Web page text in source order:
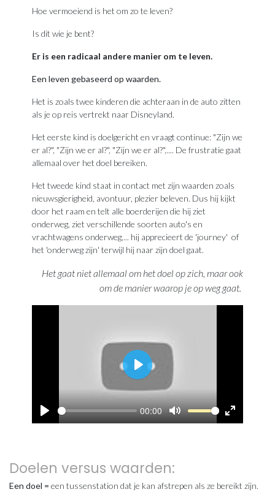
Hoe vermoeiend is het om zo te leven?
Is dit wie je bent?
Er is een radicaal andere manier om te leven.
Een leven gebaseerd op waarden.
Het is zoals twee kinderen die achteraan in de auto zitten
als je op reis vertrekt naar Disneyland.
Het eerste kind is doelgericht en vraagt continue: "Zijn we
er al?", "Zijn we er al?", "Zijn we er al?",.... De frustratie gaat
allemaal over het doel bereiken.
Het tweede kind staat in contact met zijn waarden zoals
nieuwsgierigheid, avontuur, plezier beleven. Dus hij kijkt
door het raam en telt alle boerderijen die hij ziet
onderweg, ziet verschillende soorten auto's en
vrachtwagens onderweg,... hij apprecieert de 'journey' of
het 'onderweg zijn' terwijl hij naar zijn doel gaat.
Het gaat niet allemaal om het doel op zich, maar ook
om de manier waarop je op weg gaat.
Play
00:00
Mute
Enter
Play
Doelen versus waarden:
Een doel = een tussenstation dat je kan afstrepen als ze bereikt zijn.